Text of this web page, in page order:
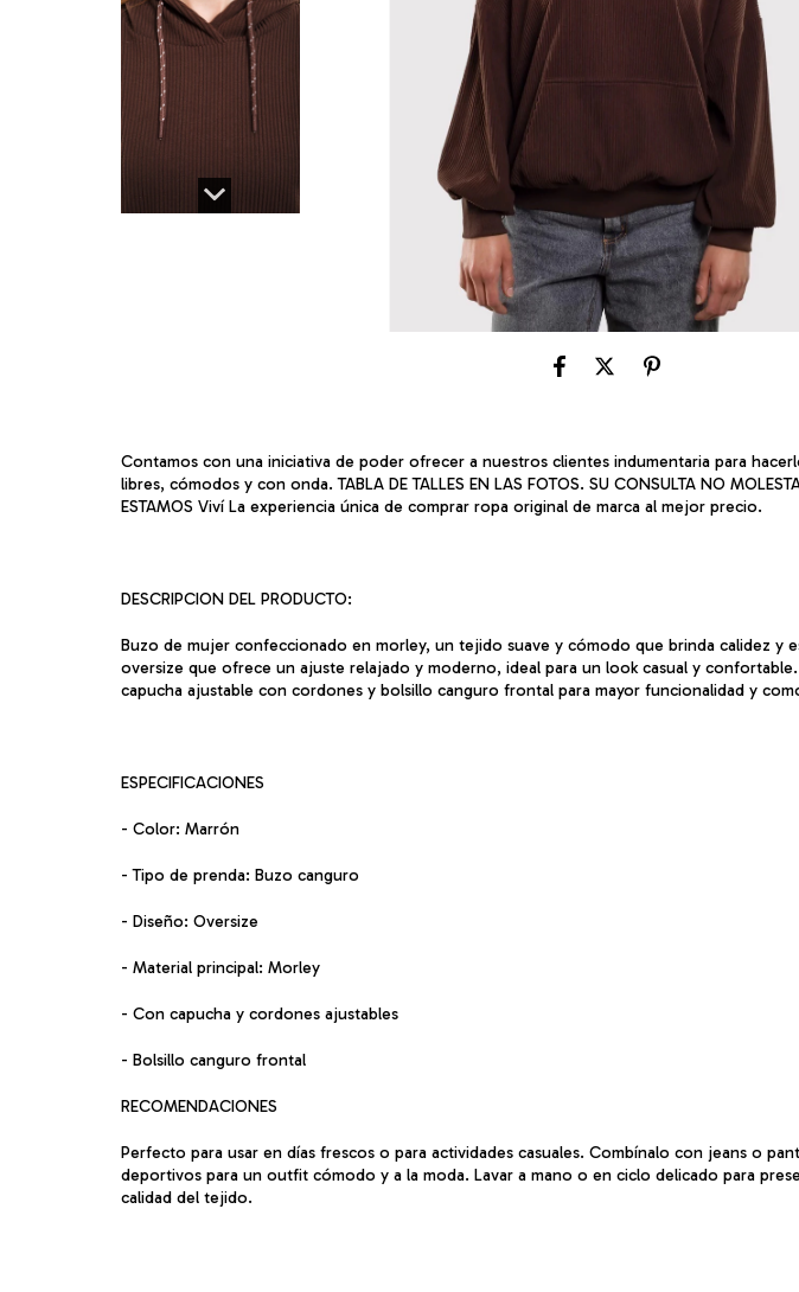
Contamos con una iniciativa de poder ofrecer a nuestros clientes indumentaria para
libres, cómodos y con onda. TABLA DE TALLES EN LAS FOTOS. SU CONSULTA NO
ESTAMOS Viví La experiencia única de comprar ropa original de marca al mejor precio.
DESCRIPCION DEL PRODUCTO:
Buzo de mujer confeccionado en morley, un tejido suave y cómodo que brinda calidez y
oversize que ofrece un ajuste relajado y moderno, ideal para un look casual y
capucha ajustable con cordones y bolsillo canguro frontal para mayor funcionalidad y
ESPECIFICACIONES
- Color: Marrón
- Tipo de prenda: Buzo canguro
- Diseño: Oversize
- Material principal: Morley
- Con capucha y cordones ajustables
- Bolsillo canguro frontal
RECOMENDACIONES
Perfecto para usar en días frescos o para actividades casuales. Combínalo con jeans o
deportivos para un outfit cómodo y a la moda. Lavar a mano o en ciclo delicado para
calidad del tejido.